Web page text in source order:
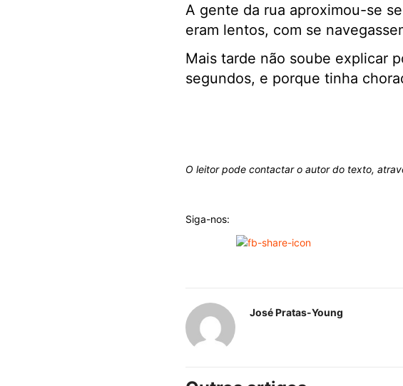
A gente da rua aproximou-se
eram lentos, com se
Mais tarde não soube explicar
segundos, e porque tinha
O leitor pode contactar o autor do texto,
Siga-nos:
José Pratas-Young